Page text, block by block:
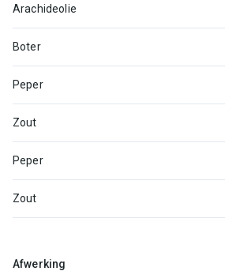
Arachideolie
Boter
Peper
Zout
Peper
Zout
Afwerking